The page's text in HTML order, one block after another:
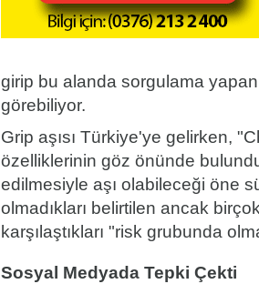
girip bu alanda sorgulama yapan
görebiliyor.
Grip aşısı Türkiye'ye gelirken,
özelliklerinin göz önünde
edilmesiyle aşı olabileceği öne
olmadıkları belirtilen ancak
karşılaştıkları "risk grubunda
Sosyal Medyada Tepki Çekti